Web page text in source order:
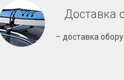
Доставка
– доставка